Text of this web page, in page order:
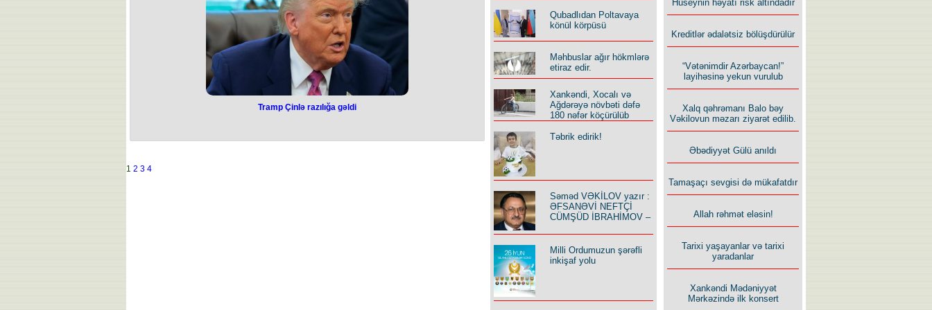
kimi klublarda çıxış edib.
Tramp Çinlə razılığa gəldi
1 2 3 4
Qubadlıdan Poltavaya
könül körpüsü
Məhbuslar ağır hökmlərə
etiraz edir.
Xankəndi, Xocalı və
Ağdərəyə növbəti dəfə
180 nəfər köçürülüb
Təbrik edirik!
Səməd VƏKİLOV yazır :
ƏFSANƏVİ NEFTÇİ
CÜMŞÜD İBRAHİMOV –
Milli Ordumuzun şərəfli
inkişaf yolu
Hüseynin həyatı risk altındadır
Kreditlər ədalətsiz bölüşdürülür
“Vətənimdir Azərbaycan!”
layihəsinə yekun vurulub
Xalq qəhrəmanı Balo bəy
Vəkilovun məzarı ziyarət edilib.
Əbədiyyət Gülü anıldı
Tamaşaçı sevgisi də mükafatdır
Allah rəhmət eləsin!
Tarixi yaşayanlar və tarixi
yaradanlar
Xankəndi Mədəniyyət
Mərkəzində ilk konsert